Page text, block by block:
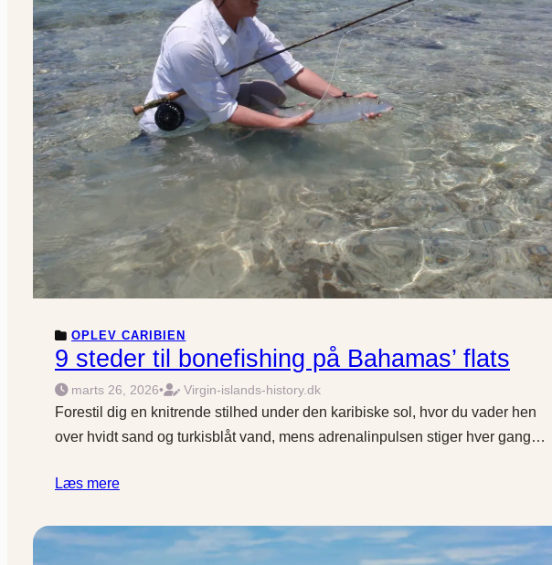
OPLEV CARIBIEN
9 steder til bonefishing på Bahamas’ flats
marts 26, 2026• Virgin-islands-history.dk
Forestil dig en knitrende stilhed under den karibiske sol, hvor du vader hen
over hvidt sand og turkisblåt vand, mens adrenalinpulsen stiger hver gang…
Læs mere